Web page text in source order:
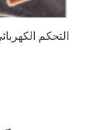
التحكم الكهربائي